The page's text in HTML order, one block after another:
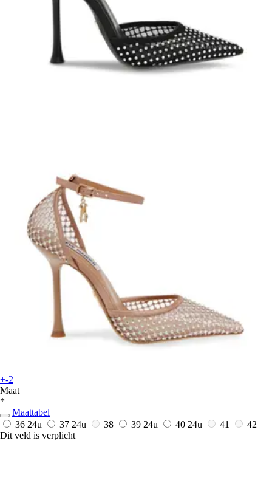
+-2
Maat
*
Maattabel
36 24u 37 24u 38 39 24u 40 24u 41
42
Dit veld is verplicht